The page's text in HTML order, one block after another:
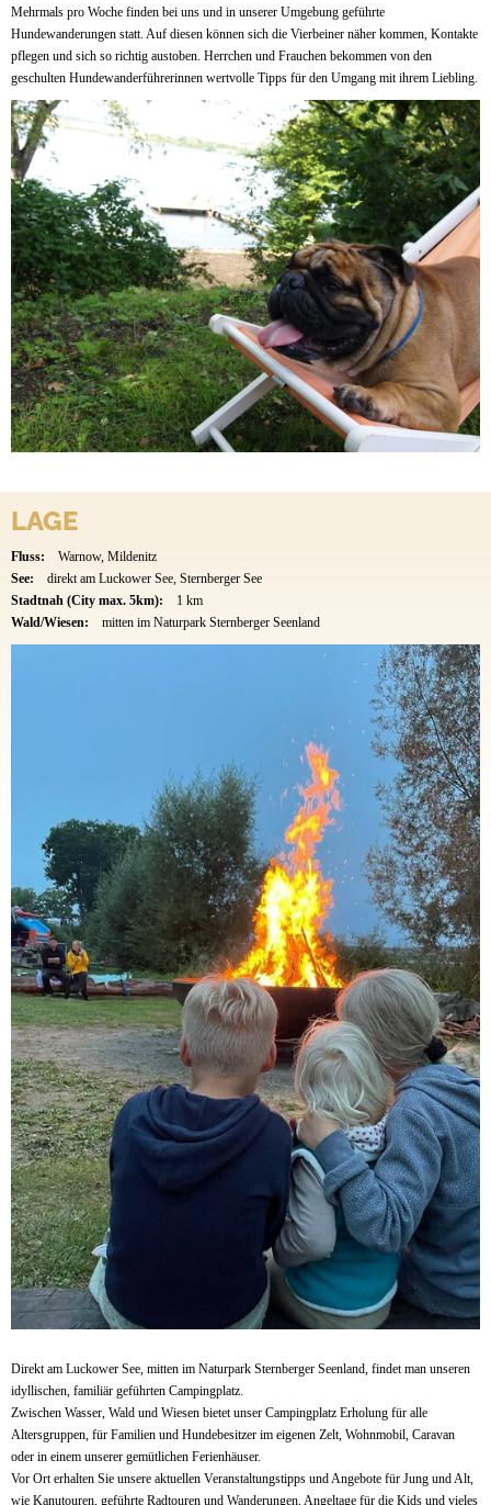
Mehrmals pro Woche finden bei uns und in unserer Umgebung geführte
Hundewanderungen statt. Auf diesen können sich die Vierbeiner näher kommen, Kontakte
pflegen und sich so richtig austoben. Herrchen und Frauchen bekommen von den
geschulten Hundewanderführerinnen wertvolle Tipps für den Umgang mit ihrem Liebling.
LAGE
Fluss:
Warnow, Mildenitz
See:
direkt am Luckower See, Sternberger See
Stadtnah (City max. 5km):
1 km
Wald/Wiesen:
mitten im Naturpark Sternberger Seenland
Direkt am Luckower See, mitten im Naturpark Sternberger Seenland, findet man unseren
idyllischen, familiär geführten Campingplatz.
Zwischen Wasser, Wald und Wiesen bietet unser Campingplatz Erholung für alle
Altersgruppen, für Familien und Hundebesitzer im eigenen Zelt, Wohnmobil, Caravan
oder in einem unserer gemütlichen Ferienhäuser.
Vor Ort erhalten Sie unsere aktuellen Veranstaltungstipps und Angebote für Jung und Alt,
wie Kanutouren, geführte Radtouren und Wanderungen, Angeltage für die Kids und vieles